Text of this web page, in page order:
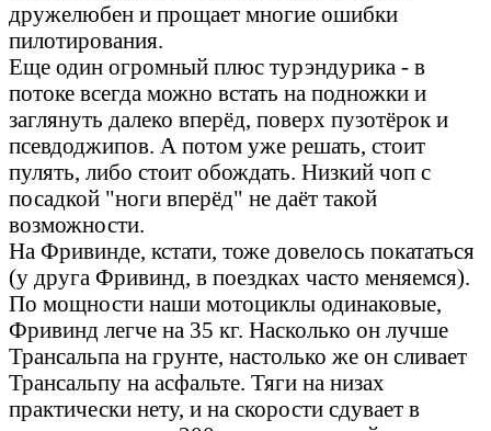
дружелюбен и прощает многие ошибки
пилотирования.
Еще один огромный плюс турэндурика - в
потоке всегда можно встать на подножки и
заглянуть далеко вперёд, поверх пузотёрок и
псевдоджипов. А потом уже решать, стоит
пулять, либо стоит обождать. Низкий чоп с
посадкой "ноги вперёд" не даёт такой
возможности.
На Фривинде, кстати, тоже довелось покататься
(у друга Фривинд, в поездках часто меняемся).
По мощности наши мотоциклы одинаковые,
Фривинд легче на 35 кг. Насколько он лучше
Трансальпа на грунте, настолько же он сливает
Трансальпу на асфальте. Тяги на низах
практически нету, и на скорости сдувает в